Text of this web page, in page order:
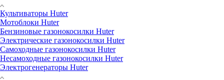
Культиваторы Huter
Мотоблоки Huter
Бензиновые газонокосилки Huter
Электрические газонокосилки Huter
Самоходные газонокосилки Huter
Несамоходные газонокосилки Huter
Электрогенераторы Huter